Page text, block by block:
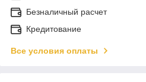
Безналичный расчет
Кредитование
Все условия оплаты